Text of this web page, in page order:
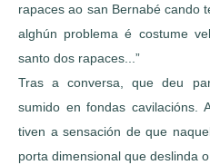
rapaces ao san Bernabé cando
alghún problema é costume
santo dos rapaces...”
Tras a conversa, que deu
sumido en fondas cavilacións.
tiven a sensación de que
porta dimensional que deslinda